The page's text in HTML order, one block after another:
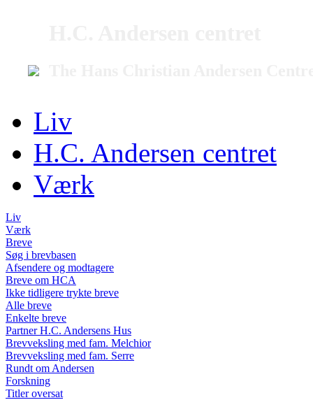
Liv
H.C. Andersen centret
Værk
Liv
Værk
Breve
Søg i brevbasen
Afsendere og modtagere
Breve om HCA
Ikke tidligere trykte breve
Alle breve
Enkelte breve
Partner H.C. Andersens Hus
Brevveksling med fam. Melchior
Brevveksling med fam. Serre
Rundt om Andersen
Forskning
Titler oversat